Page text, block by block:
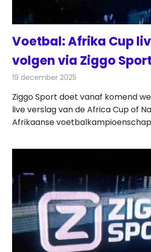
Voetbal: Afrika Cup
volgen via Ziggo Sport
19 december 2025
Ziggo Sport doet vanaf komend
live verslag van de Africa Cup of
Afrikaanse voetbalkampioenschap